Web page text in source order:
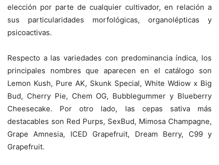
elección por parte de cualquier cultivador, en relación a
sus particularidades morfológicas, organolépticas y
psicoactivas.
Respecto a las variedades con predominancia índica, los
principales nombres que aparecen en el catálogo son
Lemon Kush, Pure AK, Skunk Special, White Wdiow x Big
Bud, Cherry Pie, Chem OG, Bubblegummer y Blueberry
Cheesecake. Por otro lado, las cepas sativa más
destacables son Red Purps, SexBud, Mimosa Champagne,
Grape Amnesia, ICED Grapefruit, Dream Berry, C99 y
Grapefruit.